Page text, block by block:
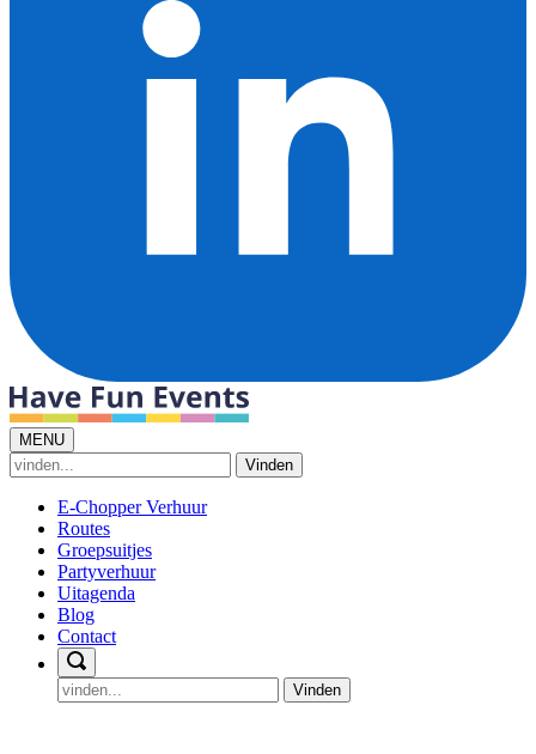
MENU
Vinden
E-Chopper Verhuur
Routes
Groepsuitjes
Partyverhuur
Uitagenda
Blog
Contact
Vinden